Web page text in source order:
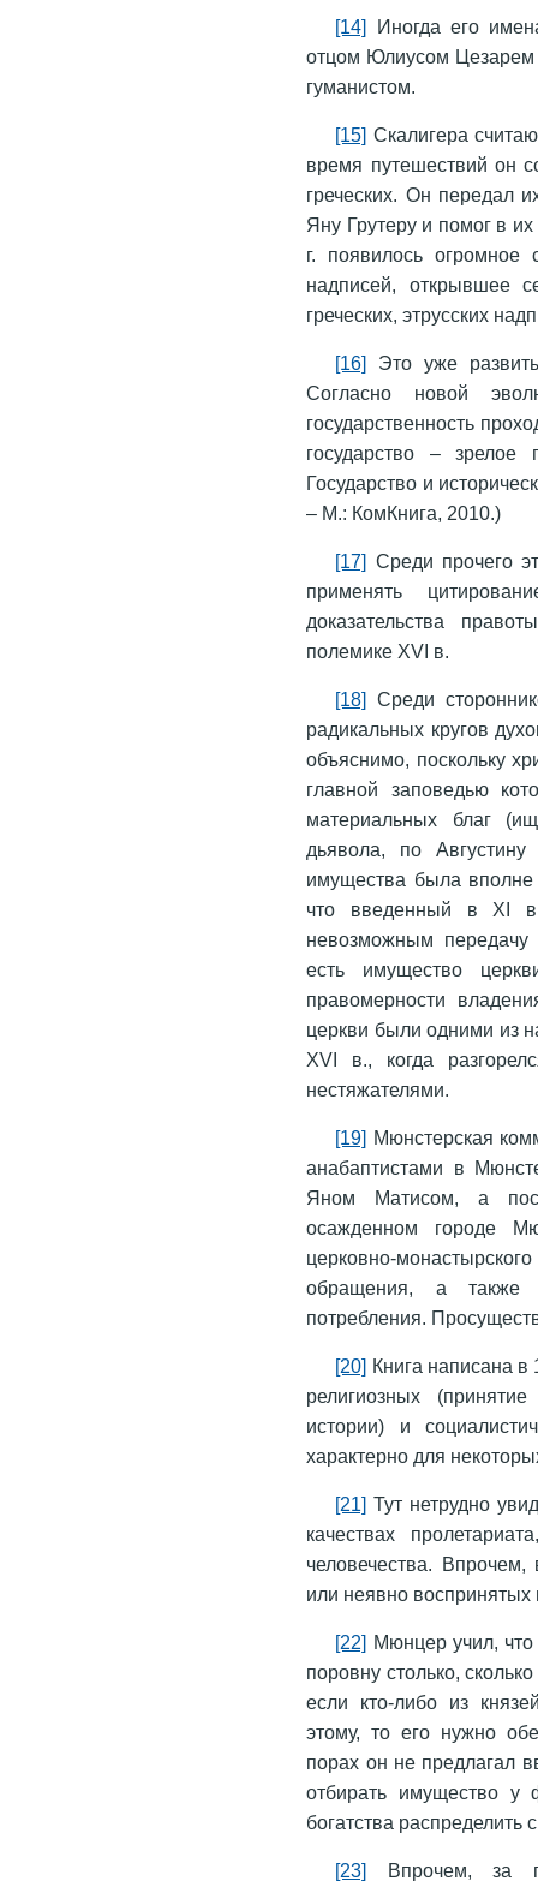
[14] Иногда его
отцом Юлиусом
гуманистом.
[15] Скалигера
время путешествий он
греческих. Он передал
Яну Грутеру и помог в
г. появилось огромное
надписей, открывшее
греческих, этрусских
[16] Это уже
Согласно новой
государственность
государство –
Государство и
– М.: КомКнига, 2010.)
[17] Среди прочего
применять
доказательства
полемике XVI в.
[18] Среди
радикальных кругов
объяснимо, поскольку
главной заповедью
материальных благ
дьявола, по
имущества была
что введенный в XI в.
невозможным передачу
есть имущество
правомерности
церкви были одними из
XVI в., когда
нестяжателями.
[19] Мюнстерская
анабаптистами в
Яном Матисом, а
осажденном городе
церковно-
обращения, а также
потребления.
[20] Книга написана
религиозных
истории) и
характерно для
[21] Тут нетрудно
качествах
человечества.
или неявно
[22] Мюнцер учил,
поровну столько,
если кто-либо из
этому, то его нужно
порах он не предлагал
отбирать имущество у
богатства
[23] Впрочем, за